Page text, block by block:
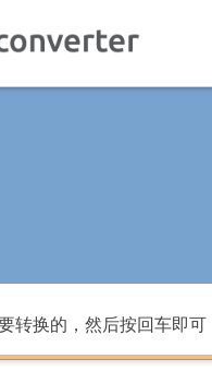
转换的，然后按回车即可